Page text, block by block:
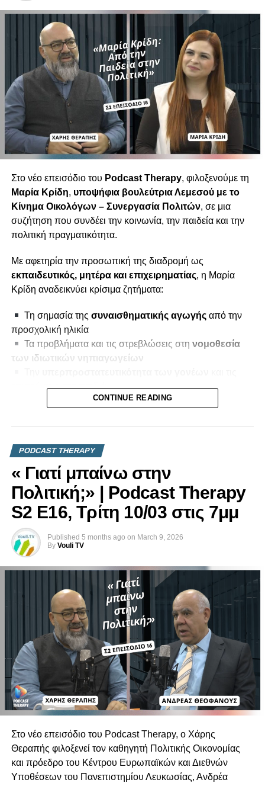
UP NEXT
Συνάντηση Κινήματος Οικολόγων με την Ένωση
Αιχμαλώτων Πολέμου 1974 – Στο επίκεντρο τα
χρόνια και άλυτα προβλήματα
DON'T MISS
Σκληρή απάντηση Παπαδούρη σε Μιχαηλίδη:
Δημόσια τα στοιχεία, ψευδές το αφήγημα
Στο νέο επεισόδιο του Podcast Therapy, φιλοξενούμε τη
Μαρία Κρίδη, υποψήφια βουλεύτρια Λεμεσού με το
Κίνημα Οικολόγων – Συνεργασία Πολιτών, σε μια
συζήτηση που συνδέει την κοινωνία, την παιδεία και την
πολιτική πραγματικότητα.
Με αφετηρία την προσωπική της διαδρομή ως
εκπαιδευτικός, μητέρα και επιχειρηματίας, η Μαρία
Κρίδη αναδεικνύει κρίσιμα ζητήματα:
Τη σημασία της συναισθηματικής αγωγήςαπό την
προσχολική ηλικία
Τα προβλήματα και τις στρεβλώσεις στη νομοθεσία
των ιδιωτικών νηπιαγωγείων
επιπτώσεις στα παιδιά
ακρίβειας στη Λεμεσό
Την ανάγκη γιαπρακτικές και εφαρμόσιμες λύσεις
στην κυπριακή πραγματικότητα
Μια ειλικρινής και ανθρώπινη συζήτηση για την
καθημερινότητα, την πολιτική και την ανάγκη για αλλαγή.
Λίγες μέρες πριν τις εκλογές, δίνουμε βήμα σε νέες
φωνές με ουσία.
Δείτε το επεισόδιο στο Podcast Therapy.
CONTINUE READING
PODCAST THERAPY
« Γιατί μπαίνω στην
Πολιτική;» | Podcast Therapy
S2 E16, Τρίτη 10/03 στις 7μμ
Published 5 months ago on March 9, 2026
By Vouli TV
Στο νέο επεισόδιο του Podcast Therapy, ο Χάρης
Θεραπής φιλοξενεί τον καθηγητή Πολιτικής Οικονομίας
και πρόεδρο του Κέντρου Ευρωπαϊκών και Διεθνών
Υποθέσεων του Πανεπιστημίου Λευκωσίας, Ανδρέα